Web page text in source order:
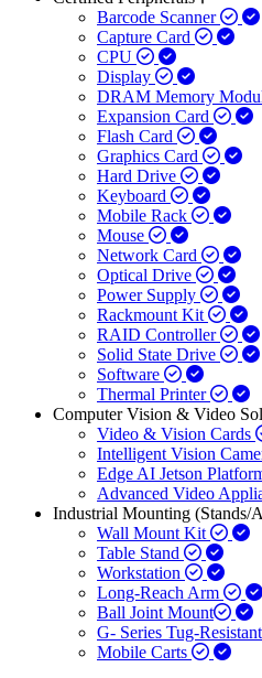
Barcode Scanner
Capture Card
CPU
Display
DRAM Memory
Expansion Card
Flash Card
Graphics Card
Hard Drive
Keyboard
Mobile Rack
Mouse
Network Card
Optical Drive
Power Supply
Rackmount Kit
RAID Controller
Solid State Drive
Software
Thermal Printer
Computer Vision & Video
Video & Vision Cards
Intelligent Vision
Edge AI Jetson
Advanced Video
Industrial Mounting (Stands/
Wall Mount Kit
Table Stand
Workstation
Long-Reach Arm
Ball Joint Mount​
G- Series Tug-
Mobile Carts